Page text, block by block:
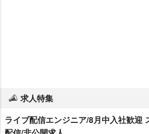
求人特集
ライブ配信エンジニア/8月中入社歓迎